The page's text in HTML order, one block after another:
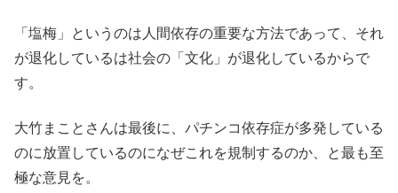
「塩梅」というのは人間依存の重要な方法であって、それ
が退化しているは社会の「文化」が退化しているからで
す。
大竹まことさんは最後に、パチンコ依存症が多発している
のに放置しているのになぜこれを規制するのか、と最も至
極な意見を。